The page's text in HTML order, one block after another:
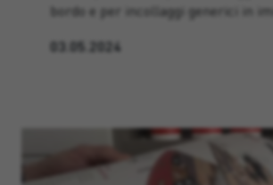
bordo e per incollaggi generici in
03.05.2024